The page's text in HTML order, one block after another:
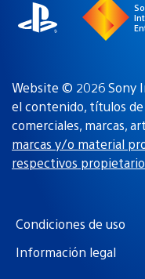
Website © 2026 Sony
el contenido, títulos
comerciales, marcas,
marcas y/o material
respectivos
Condiciones de uso
Información legal